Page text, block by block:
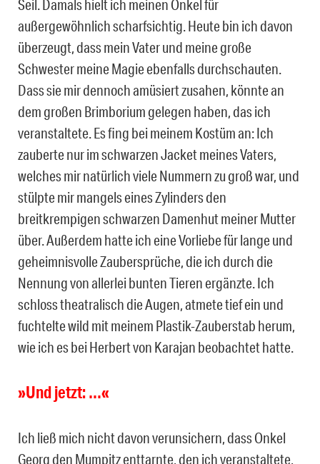
Seil. Damals hielt ich meinen Onkel für
außergewöhnlich scharfsichtig. Heute bin ich davon
überzeugt, dass mein Vater und meine große
Schwester meine Magie ebenfalls durchschauten.
Dass sie mir dennoch amüsiert zusahen, könnte an
dem großen Brimborium gelegen haben, das ich
veranstaltete. Es fing bei meinem Kostüm an: Ich
zauberte nur im schwarzen Jacket meines Vaters,
welches mir natürlich viele Nummern zu groß war, und
stülpte mir mangels eines Zylinders den
breitkrempigen schwarzen Damenhut meiner Mutter
über. Außerdem hatte ich eine Vorliebe für lange und
geheimnisvolle Zaubersprüche, die ich durch die
Nennung von allerlei bunten Tieren ergänzte. Ich
schloss theatralisch die Augen, atmete tief ein und
fuchtelte wild mit meinem Plastik-Zauberstab herum,
wie ich es bei Herbert von Karajan beobachtet hatte.
»Und jetzt: …«
Ich ließ mich nicht davon verunsichern, dass Onkel
Georg den Mumpitz enttarnte, den ich veranstaltete,